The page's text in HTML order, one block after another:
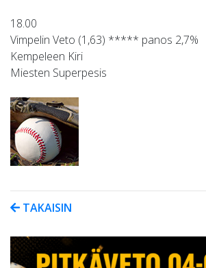
18.00
Vimpelin Veto (1,63) ***** panos 2,7%
Kempeleen Kiri
Miesten Superpesis
TAKAISIN